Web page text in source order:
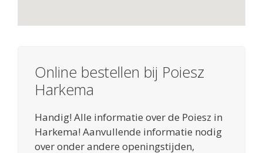
Online bestellen bij Poiesz
Harkema
Handig! Alle informatie over de Poiesz in
Harkema! Aanvullende informatie nodig
over onder andere openingstijden,